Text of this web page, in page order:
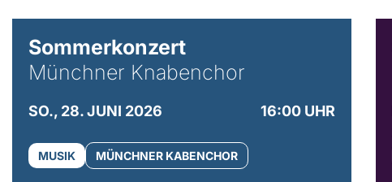
Sommerkonzert
Münchner Knabenchor
SO., 28. JUNI 2026 16:00 UHR
MUSIK MÜNCHNER KABENCHOR